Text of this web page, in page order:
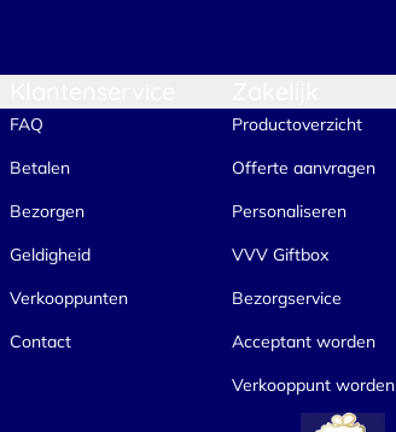
FAQ
Betalen
Bezorgen
Geldigheid
Verkooppunten
Contact
Productoverzicht
Offerte aanvragen
Personaliseren
VVV Giftbox
Bezorgservice
Acceptant worden
Verkooppunt worden